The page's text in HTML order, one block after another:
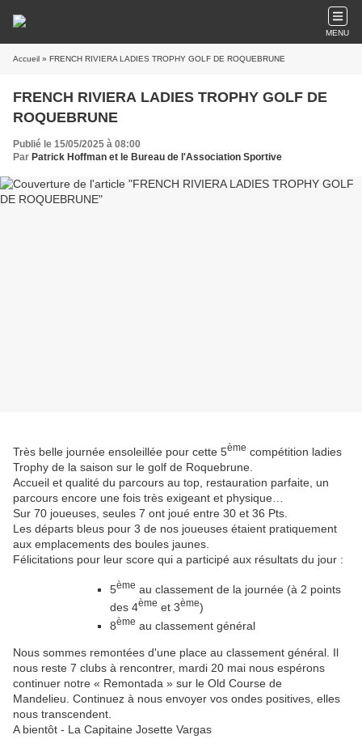
MENU
Accueil » FRENCH RIVIERA LADIES TROPHY GOLF DE ROQUEBRUNE
FRENCH RIVIERA LADIES TROPHY GOLF DE
ROQUEBRUNE
Publié le 15/05/2025 à 08:00
Par Patrick Hoffman et le Bureau de l'Association Sportive
Très belle journée ensoleillée pour cette 5ème compétition ladies
Trophy de la saison sur le golf de Roquebrune.
Accueil et qualité du parcours au top, restauration parfaite, un
parcours encore une fois très exigeant et physique…
Sur 70 joueuses, seules 7 ont joué entre 30 et 36 Pts.
Les départs bleus pour 3 de nos joueuses étaient pratiquement
aux emplacements des boules jaunes.
Félicitations pour leur score qui a participé aux résultats du jour :
5ème au classement de la journée (à 2 points
des 4ème et 3ème)
8ème au classement général
Nous sommes remontées d'une place au classement général. Il
nous reste 7 clubs à rencontrer, mardi 20 mai nous espérons
continuer notre « Remontada » sur le Old Course de
Mandelieu. Continuez à nous envoyer vos ondes positives, elles
nous transcendent.
A bientôt - L a Capitaine Josette Vargas